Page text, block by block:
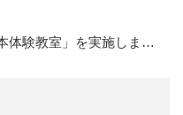
体験教室」を実施しま…